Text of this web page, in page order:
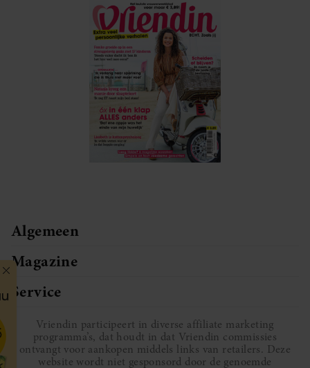
Algemeen
Magazine
Service
Vriendin participeert in diverse affiliate marketing
programma’s, dat houdt in dat Vriendin commissies
ontvangt voor aankopen middels links van retailers. Deze
website wordt niet gesponsord door de genoemde